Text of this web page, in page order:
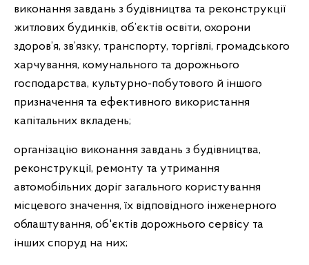
виконання завдань з будівництва та реконструкції
житлових будинків, об’єктів освіти, охорони
здоров’я, зв’язку, транспорту, торгівлі, громадського
харчування, комунального та дорожнього
господарства, культурно-побутового й іншого
призначення та ефективного використання
капітальних вкладень;
організацію виконання завдань з будівництва,
реконструкції, ремонту та утримання
автомобільних доріг загального користування
місцевого значення, їх відповідного інженерного
облаштування, об'єктів дорожнього сервісу та
інших споруд на них;